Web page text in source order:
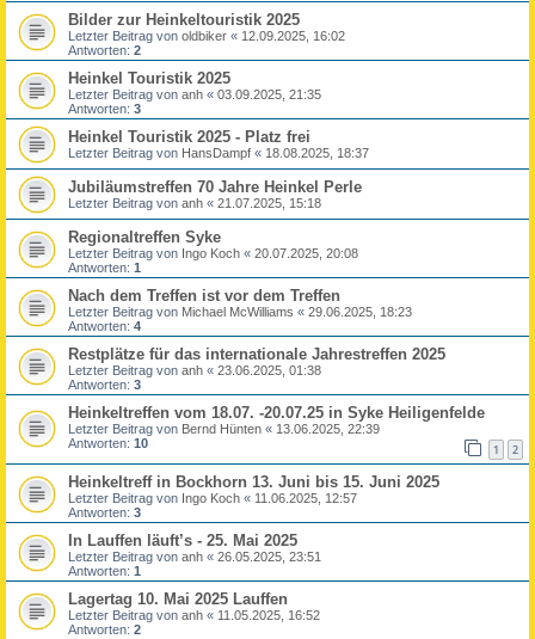
Bilder zur Heinkeltouristik 2025
Letzter Beitrag von oldbiker « 12.09.2025, 16:02
Antworten: 2
Heinkel Touristik 2025
Letzter Beitrag von anh « 03.09.2025, 21:35
Antworten: 3
Heinkel Touristik 2025 - Platz frei
Letzter Beitrag von HansDampf « 18.08.2025, 18:37
Jubiläumstreffen 70 Jahre Heinkel Perle
Letzter Beitrag von anh « 21.07.2025, 15:18
Regionaltreffen Syke
Letzter Beitrag von Ingo Koch « 20.07.2025, 20:08
Antworten: 1
Nach dem Treffen ist vor dem Treffen
Letzter Beitrag von Michael McWilliams « 29.06.2025, 18:23
Antworten: 4
Restplätze für das internationale Jahrestreffen 2025
Letzter Beitrag von anh « 23.06.2025, 01:38
Antworten: 3
Heinkeltreffen vom 18.07. -20.07.25 in Syke Heiligenfelde
Letzter Beitrag von Bernd Hünten « 13.06.2025, 22:39
Antworten: 10 1 2
Heinkeltreff in Bockhorn 13. Juni bis 15. Juni 2025
Letzter Beitrag von Ingo Koch « 11.06.2025, 12:57
Antworten: 3
In Lauffen läuft’s - 25. Mai 2025
Letzter Beitrag von anh « 26.05.2025, 23:51
Antworten: 1
Lagertag 10. Mai 2025 Lauffen
Letzter Beitrag von anh « 11.05.2025, 16:52
Antworten: 2